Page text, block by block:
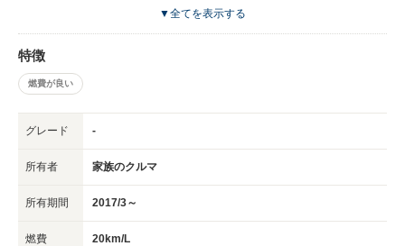
までもラパンファンです！！！ とてもおすすめ！！
▼全てを表示する
特徴
燃費が良い
グレード -
所有者 家族のクルマ
所有期間 2017/3～
燃費 20km/L